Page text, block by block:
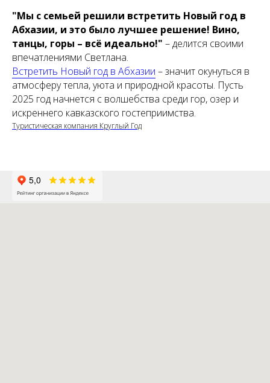
"Мы с семьей решили встретить Новый год в
Абхазии, и это было лучшее решение! Вино,
танцы, горы – всё идеально!" – делится своими
впечатлениями Светлана.
Встретить Новый год в Абхазии – значит окунуться в
атмосферу тепла, уюта и природной красоты. Пусть
2025 год начнется с волшебства среди гор, озер и
искреннего кавказского гостеприимства.
Туристическая компания Круглый Год